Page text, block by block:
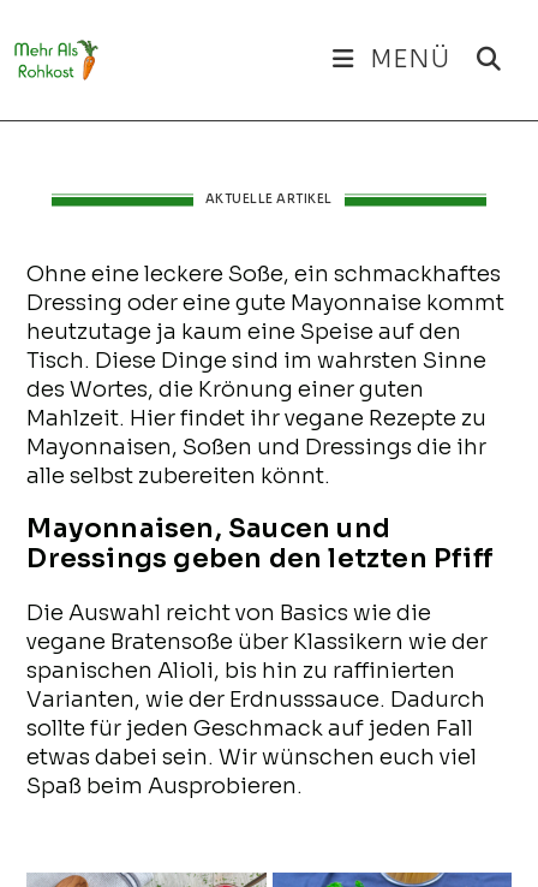
MENÜ
AKTUELLE ARTIKEL
Ohne eine leckere Soße, ein schmackhaftes
Dressing oder eine gute Mayonnaise kommt
heutzutage ja kaum eine Speise auf den
Tisch. Diese Dinge sind im wahrsten Sinne
des Wortes, die Krönung einer guten
Mahlzeit. Hier findet ihr vegane Rezepte zu
Mayonnaisen, Soßen und Dressings die ihr
alle selbst zubereiten könnt.
Mayonnaisen, Saucen und
Dressings geben den letzten Pfiff
Die Auswahl reicht von Basics wie die
vegane Bratensoße über Klassikern wie der
spanischen Alioli, bis hin zu raffinierten
Varianten, wie der Erdnusssauce. Dadurch
sollte für jeden Geschmack auf jeden Fall
etwas dabei sein. Wir wünschen euch viel
Spaß beim Ausprobieren.